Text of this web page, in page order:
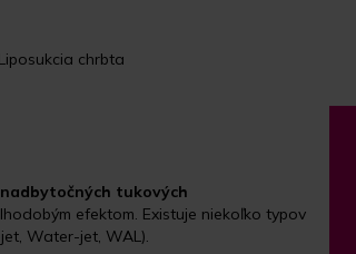
Liposukcia chrbta
tukových
efektom. Existuje niekoľko typov
Water-jet, WAL).